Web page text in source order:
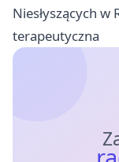
Niesłyszących
terapeutyczna